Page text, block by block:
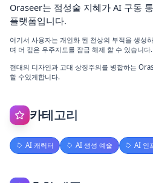
Oraseer는 점성술 지혜가 AI 구동
플랫폼입니다.
여기서 사용자는 개인화 된 천상의 부적을 생성
며 더 깊은 우주지도를 잠금 해제 할 수 있습니다.
현대의 디자인과 고대 상징주의를 병합하는
할 수있게합니다.
카테고리
AI 캐릭터 AI 생성 예술 AI 인